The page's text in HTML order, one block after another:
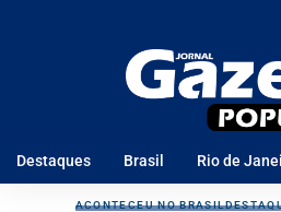
Destaques Brasil Rio de
ACONTECEU NO BRASIL